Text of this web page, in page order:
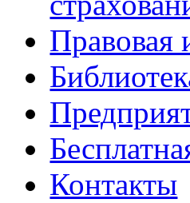
Правовая
Контакты